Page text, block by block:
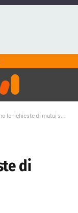
richieste di mutui settimanali
di